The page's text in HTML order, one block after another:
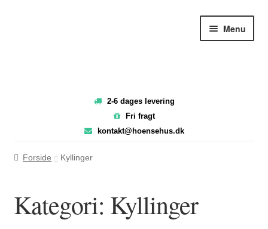
Menu
2-6 dages levering
Fri fragt
kontakt@hoensehus.dk
Forside Kyllinger
Kategori: Kyllinger